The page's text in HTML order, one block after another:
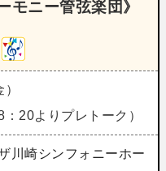
モニー管弦楽団》
20よりプレトーク）
川崎シンフォニーホー